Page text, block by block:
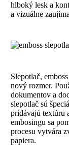
hlboký lesk a
a vizuálne
Slepotlač,
nový rozmer.
dokumentov a
slepotlač sú
pridávajú textúru
embosingu sa
procesu vytvára
papiera.